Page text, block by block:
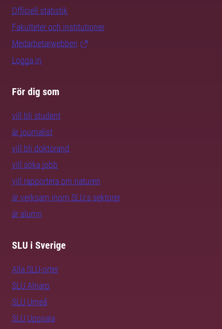
Officiell statistik
Fakulteter och institutioner
Medarbetarwebben
Logga in
För dig som
vill bli student
är journalist
vill bli doktorand
vill söka jobb
vill rapportera om naturen
är verksam inom SLU:s sektorer
är alumn
SLU i Sverige
Alla SLU-orter
SLU Alnarp
SLU Umeå
SLU Uppsala